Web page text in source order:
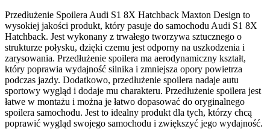
Przedłużenie Spoilera Audi S1 8X Hatchback Maxton Design to
wysokiej jakości produkt, który pasuje do samochodu Audi S1 8X
Hatchback. Jest wykonany z trwałego tworzywa sztucznego o
strukturze połysku, dzięki czemu jest odporny na uszkodzenia i
zarysowania. Przedłużenie spoilera ma aerodynamiczny kształt,
który poprawia wydajność silnika i zmniejsza opory powietrza
podczas jazdy. Dodatkowo, przedłużenie spoilera nadaje autu
sportowy wygląd i dodaje mu charakteru. Przedłużenie spoilera jest
łatwe w montażu i można je łatwo dopasować do oryginalnego
spoilera samochodu. Jest to idealny produkt dla tych, którzy chcą
poprawić wygląd swojego samochodu i zwiększyć jego wydajność.